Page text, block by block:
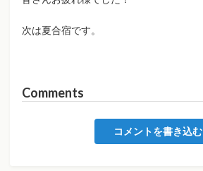
次は夏合宿です。
Comments
コメントを書き込む